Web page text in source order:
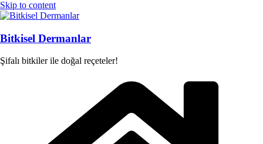
Skip to content
Bitkisel Dermanlar
Şifalı bitkiler ile doğal reçeteler!